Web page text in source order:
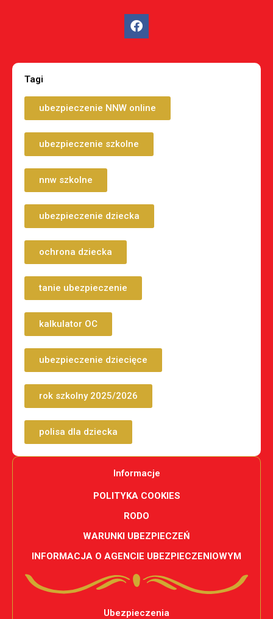
Tagi
ubezpieczenie NNW online
ubezpieczenie szkolne
nnw szkolne
ubezpieczenie dziecka
ochrona dziecka
tanie ubezpieczenie
kalkulator OC
ubezpieczenie dziecięce
rok szkolny 2025/2026
polisa dla dziecka
Informacje
POLITYKA COOKIES
RODO
WARUNKI UBEZPIECZEŃ
INFORMACJA O AGENCIE UBEZPIECZENIOWYM
Ubezpieczenia